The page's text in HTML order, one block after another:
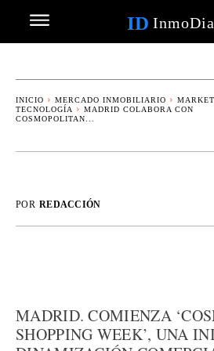
ID
INICIO MERCADO INMOBILIARIO
TECNOLOGÍA
MADRID COLABORA CON
COSMOPOLITAN...
POR REDACCIÓN
MADRID. COMIENZA
SHOPPING WEEK’, UNA